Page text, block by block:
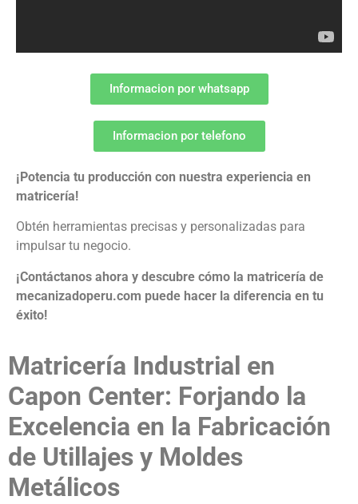
Informacion por whatsapp
Informacion por telefono
¡Potencia tu producción con nuestra experiencia en
matricería!
Obtén herramientas precisas y personalizadas para
impulsar tu negocio.
¡Contáctanos ahora y descubre cómo la matricería de
mecanizadoperu.com puede hacer la diferencia en tu
éxito!
Matricería Industrial en
Capon Center: Forjando la
Excelencia en la Fabricación
de Utillajes y Moldes
Metálicos